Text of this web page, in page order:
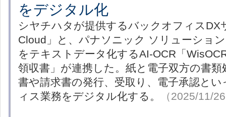
をデジタル化
シヤチハタが提供するバックオフィスDX
Cloud」と、パナソニック ソリューショ
をテキストデータ化するAI-OCR「
領収書」が連携した。紙と電子双方の書
書や請求書の発行、受取り、電子承認と
ィス業務をデジタル化する。
（2025/11/